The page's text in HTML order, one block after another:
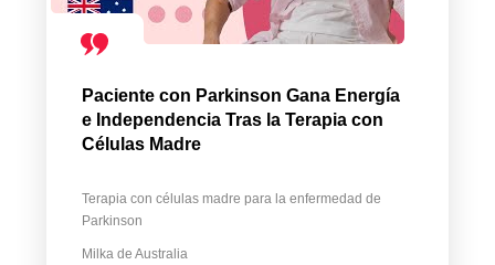
Paciente con Parkinson Gana Energía
e Independencia Tras la Terapia con
Células Madre
Terapia con células madre para la enfermedad de
Parkinson
Milka de Australia